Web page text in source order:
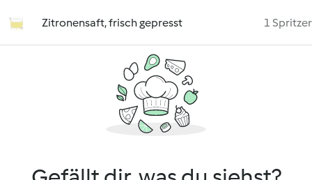
Zitronensaft, frisch gepresst 1 Spritzer